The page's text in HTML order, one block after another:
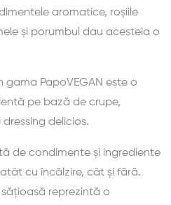
aromatice, roșiile
și porumbul dau acesteia o
PapoVEGAN este o
pe bază de crupe,
dressing delicios.
de condimente și ingrediente
cu încălzire, cât și fără.
reprezintă o